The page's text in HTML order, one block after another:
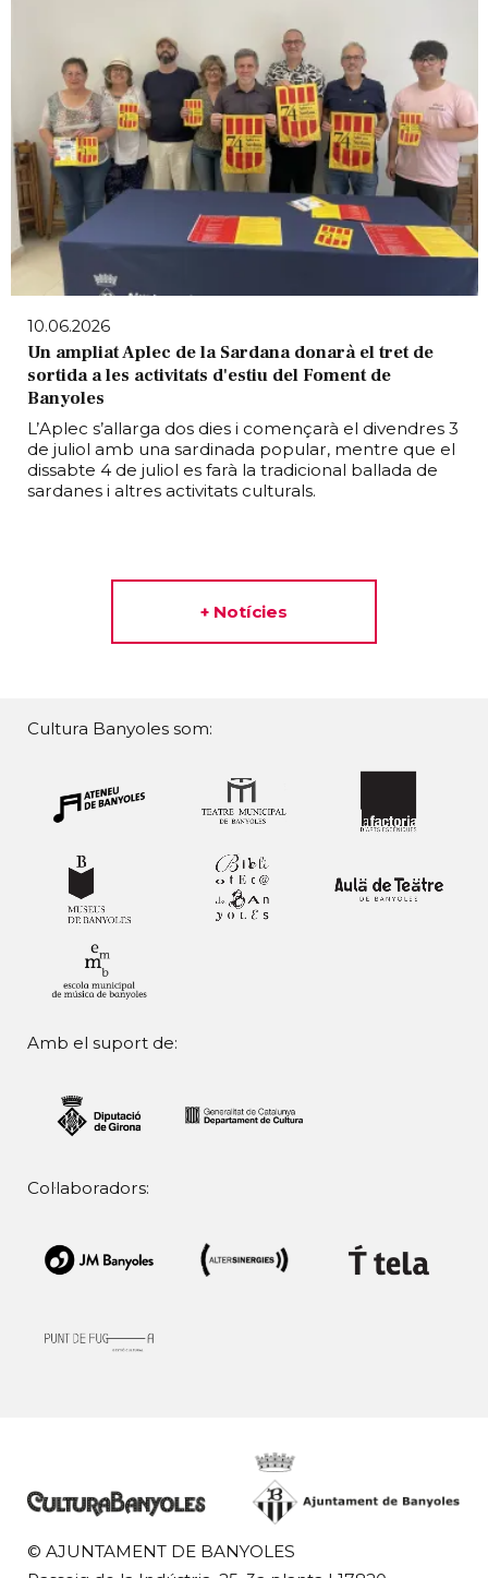
10.06.2026
Un ampliat Aplec de la Sardana donarà el tret de
sortida a les activitats d'estiu del Foment de
Banyoles
L’Aplec s’allarga dos dies i començarà el divendres 3
de juliol amb una sardinada popular, mentre que el
dissabte 4 de juliol es farà la tradicional ballada de
sardanes i altres activitats culturals.
+ Notícies
Cultura Banyoles som:
Amb el suport de:
Col·laboradors:
© AJUNTAMENT DE BANYOLES